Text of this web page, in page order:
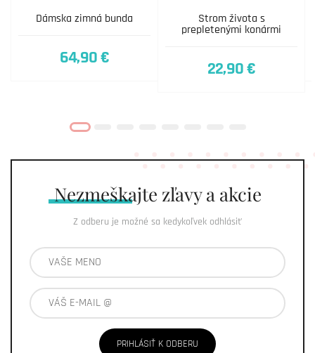
Dámska zimná bunda
64,90 €
Strom života s
prepletenými konármi
22,90 €
Nezmeškajte zľavy a akcie
Z odberu je možné sa kedykoľvek odhlásiť
PRIHLÁSIŤ K ODBERU